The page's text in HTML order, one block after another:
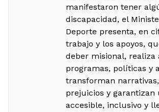
manifestaron tener
discapacidad, el
Deporte presenta, en
trabajo y los apoyos,
deber misional, realiza
programas, políticas y
transforman
prejuicios y garantizan
accesible, inclusivo y